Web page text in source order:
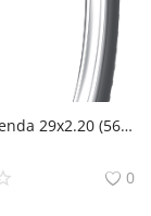
Anvelopa Kenda 29x2.20 (56-622) Cross Country Saber R3C TR 120TPI Kenda
0